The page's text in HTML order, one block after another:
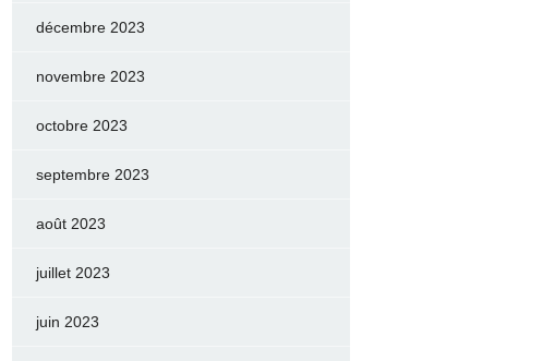
décembre 2023
novembre 2023
octobre 2023
septembre 2023
août 2023
juillet 2023
juin 2023